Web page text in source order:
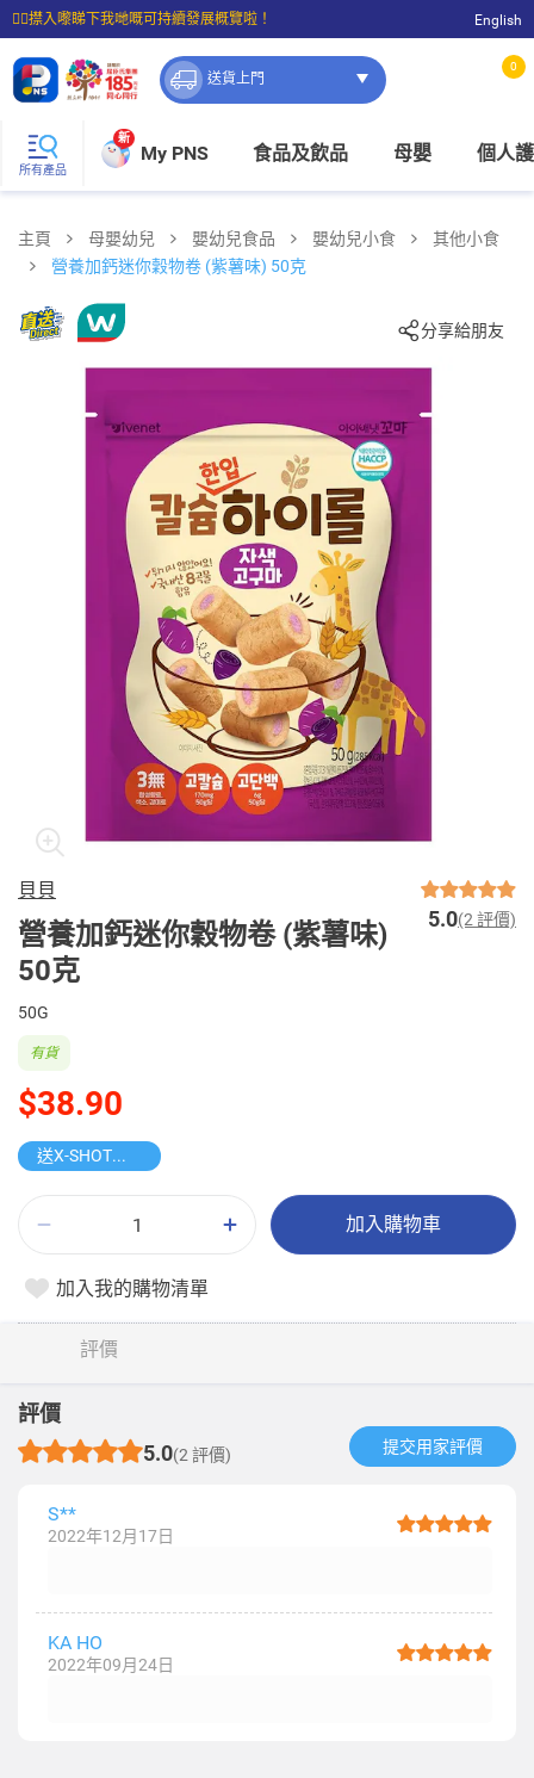
☝🏼㩒入嚟睇下我哋嘅可持續發展概覽啦！
⭐購物滿$399即享免費送貨；滿$100即可免費店取。
English
送貨上門
0
所有產品
新
My PNS 食品及飲品 母嬰 個人
主頁 母嬰幼兒 嬰幼兒食品 嬰幼兒小食
其他小食
營養加鈣迷你穀物卷 (紫薯味) 50克
分享給朋友
貝貝
營養加鈣迷你穀物卷 (紫薯味)
50克
5.0(2 評價)
50G
$38.90
有貨
送X-SHOT迷你水槍
加入購物車
加入我的購物清單
評價
評價
5.0(2 評價) 提交用家評價​
S**
2022年12月17日
KA HO
2022年09月24日